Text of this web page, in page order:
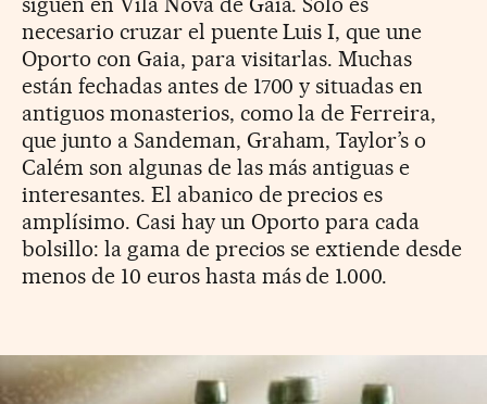
necesario cruzar el puente Luis I, que une
Oporto con Gaia, para visitarlas. Muchas
están fechadas antes de 1700 y situadas en
antiguos monasterios, como la de Ferreira,
que junto a Sandeman, Graham, Taylor’s o
Calém son algunas de las más antiguas e
interesantes. El abanico de precios es
amplísimo. Casi hay un Oporto para cada
bolsillo: la gama de precios se extiende desde
menos de 10 euros hasta más de 1.000.